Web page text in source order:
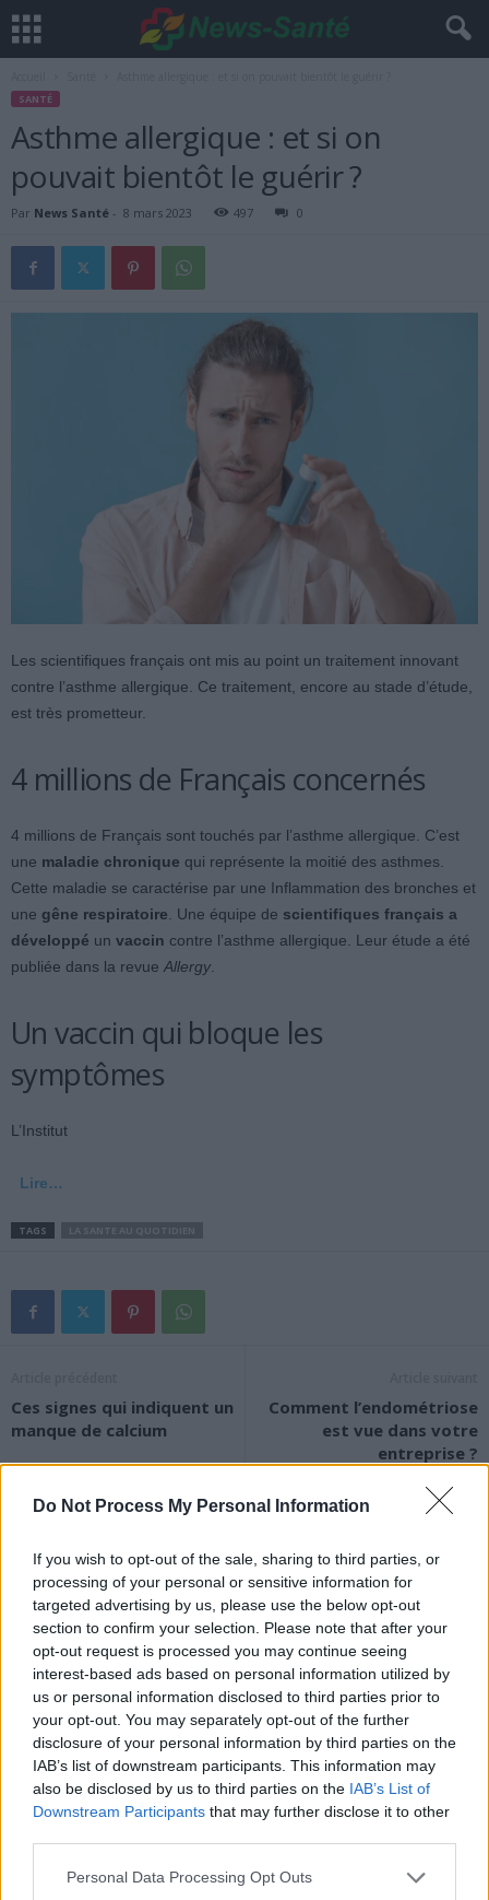
Do Not Process My Personal Information
If you wish to opt-out of the sale, sharing to third parties, or
processing of your personal or sensitive information for
targeted advertising by us, please use the below opt-out
section to confirm your selection. Please note that after your
opt-out request is processed you may continue seeing
interest-based ads based on personal information utilized by
us or personal information disclosed to third parties prior to
your opt-out. You may separately opt-out of the further
disclosure of your personal information by third parties on the
IAB’s list of downstream participants. This information may
also be disclosed by us to third parties on the IAB’s List of
Downstream Participants that may further disclose it to other
Personal Data Processing Opt Outs
SANTÉ
Asthme allergique : et si on
pouvait bientôt le guérir ?
Par News Santé - 8 mars 2023 497 0
Les scientifiques français ont mis au point un traitement innovant
contre l’asthme allergique. Ce traitement, encore au stade d’étude,
est très prometteur.
4 millions de Français concernés
4 millions de Français sont touchés par l’asthme allergique. C’est
une maladie chronique qui représente la moitié des asthmes.
Cette maladie se caractérise par une Inflammation des bronches et
une gêne respiratoire. Une équipe de scientifiques français a
développé un vaccin contre l’asthme allergique. Leur étude a été
publiée dans la revue Allergy.
Un vaccin qui bloque les
symptômes
L’Institut
Lire…
TAGS
Ces signes qui indiquent un
manque de calcium
Comment l’endométriose
est vue dans votre
entreprise ?
News Santé
https://news-sante.fr
ARTICLES CONNEXES PLUS DE L'AUTEUR
Canicule : les conseils
essentiels des
Éclipse du 12 août :
attention à la pénurie de
Un chewing-gum
révolutionnaire pour